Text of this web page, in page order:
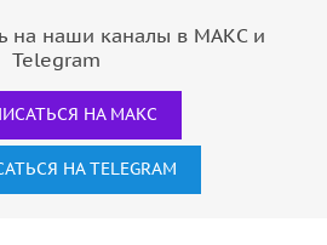
на наши каналы в МАКС и
Telegram
НА МАКС
НА TELEGRAM